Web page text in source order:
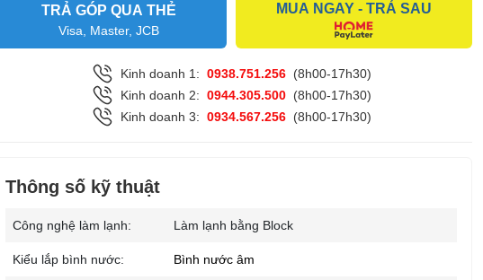
TRẢ GÓP QUA THẺ
Visa, Master, JCB
MUA NGAY - TRẢ SAU
Kinh doanh 1: 0938.751.256 (8h00-17h30)
Kinh doanh 2: 0944.305.500 (8h00-17h30)
Kinh doanh 3: 0934.567.256 (8h00-17h30)
Thông số kỹ thuật
Công nghệ làm lạnh: Làm lạnh bằng Block
Kiểu lắp bình nước: Bình nước âm